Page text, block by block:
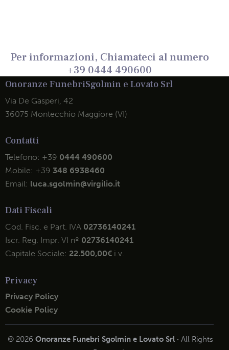
Per informazioni, Chiamateci al numero
+39 0444 490600
Onoranze FunebriSgolmin e Lovato Srl
Via De Gasperi, 42
36075 Montecchio Maggiore (VI)
Contatti
Telefono: +39 0444 490600
Mobile: +39 348 6938460
Email: luca.sgolmin@virgilio.it
Dati Fiscali
Cod. Fisc. e Part. IVA 02736140241
Iscr. Reg. Impr. VI nº 02736140241
Capitale Sociale: 22.500,00€ i.v.
Privacy
Privacy Policy
Cookie Policy
© 2026 Onoranze Funebri Sgolmin e Lovato Srl · All Rights